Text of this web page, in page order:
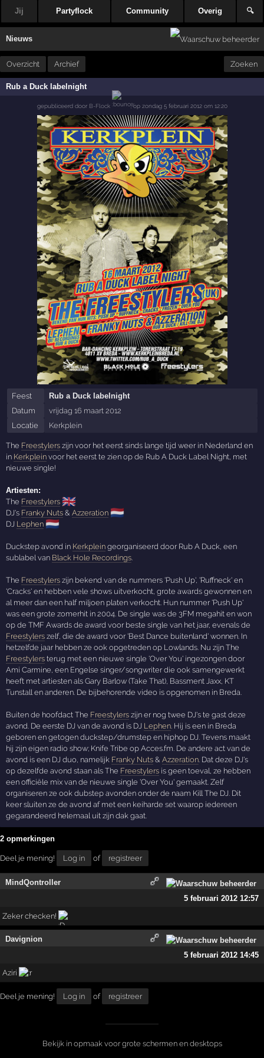
Jij Partyflock Community Overig 🔍
Nieuws
Overzicht Archief Zoeken
Rub a Duck labelnight
gepubliceerd door B-Flock , op zondag 5 februari 2012 om 12:20
Feest
Rub a Duck labelnight
Datum
vrijdag 16 maart 2012
Locatie
Kerkplein
The Freestylers zijn voor het eerst sinds lange tijd weer in Nederland en
in Kerkplein voor het eerst te zien op de Rub A Duck Label Night, met
nieuwe single!
Artiesten:
The Freestylers 🇬🇧
DJ's Franky Nuts &Azzeration 🇳🇱
DJ Lephen 🇳🇱
Duckstep avond in Kerkplein georganiseerd door Rub A Duck, een
sublabel van Black Hole Recordings
The Freestylers zijn bekend van de nummers 'Push Up', 'Ruffneck' en
'Cracks' en hebben vele shows uitverkocht, grote awards gewonnen en
al meer dan een half miljoen platen verkocht. Hun nummer 'Push Up'
was een grote zomerhit in 2004. De single was de 3FM megahit en won
op de TMF Awards de award voor beste single van het jaar, evenals de
Freestylers zelf, die de award voor 'Best Dance buitenland' wonnen. In
hetzelfde jaar hebben ze ook opgetreden op Lowlands. Nu zijn The
Freestylers terug met een nieuwe single 'Over You' ingezongen door
Ami Carmine, een Engelse singer/songwriter die ook samengewerkt
heeft met artiesten als Gary Barlow (Take That), Bassment Jaxx, KT
Tunstall en anderen. De bijbehorende video is opgenomen in Breda.
Buiten de hoofdact The Freestylers zijn er nog twee DJ's te gast deze
avond. De eerste DJ van de avond is DJ Lephen . Hij is een in Breda
geboren en getogen duckstep/drumstep en hiphop DJ. Tevens maakt
hij zijn eigen radio show; Knife Tribe op Acces.fm. De andere act van de
avond is een DJ duo, namelijk Franky Nuts &Azzeration . Dat deze DJ's
op dezelfde avond staan als The Freestylers is geen toeval, ze hebben
een officiële mix van de nieuwe single 'Over You' gemaakt. Zelf
organiseren ze ook dubstep avonden onder de naam Kill The DJ. Dit
keer sluiten ze de avond af met een keiharde set waarop iedereen
gegarandeerd helemaal uit zijn dak gaat.
2 opmerkingen
Deel je mening! Log in of registreer
MindQontroller
5 februari 2012 12:57
Zeker checken!
Davignion
5 februari 2012 14:45
Aziri
Deel je mening! Log in of registreer
Bekijk in opmaak voor grote schermen en desktops